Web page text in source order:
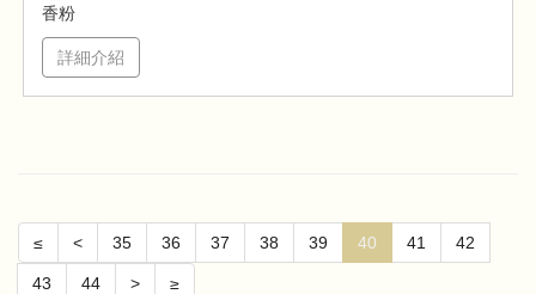
香粉
詳細介紹
≤ < 35 36 37 38 39 40 41 42
43 44 > ≥